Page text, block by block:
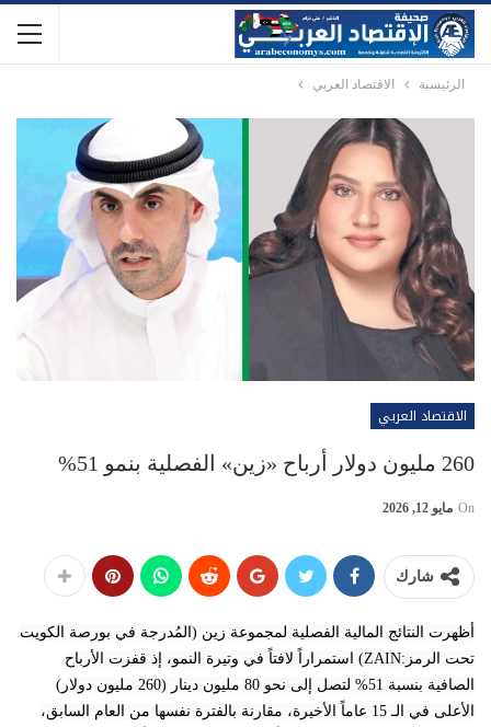
الرئيسية الاقتصاد العربي
الاقتصاد العربي
260 مليون دولار أرباح «زين» الفصلية بنمو 51%
On مايو 12, 2026
شارك
أظهرت النتائج المالية الفصلية لمجموعة زين (المُدرجة في بورصة الكويت
تحت الرمز:ZAIN) استمراراً لافتاً في وتيرة النمو، إذ قفزت الأرباح
الصافية بنسبة 51% لتصل إلى نحو 80 مليون دينار (260 مليون دولار)
الأعلى في الـ 15 عاماً الأخيرة، مقارنة بالفترة نفسها من العام السابق،